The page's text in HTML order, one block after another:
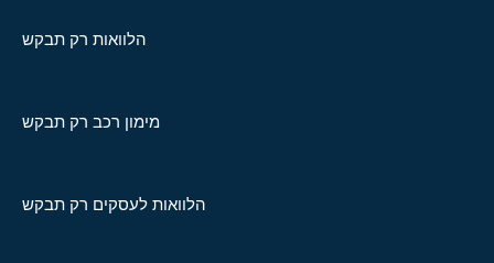
הלוואות רק תבקש
מימון רכב רק תבקש
הלוואות לעסקים רק תבקש